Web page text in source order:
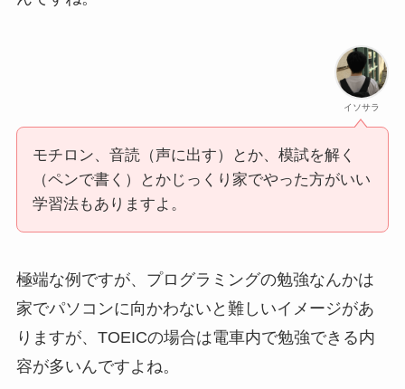
イソサラ
モチロン、音読（声に出す）とか、模試を解く
（ペンで書く）とかじっくり家でやった方がいい
学習法もありますよ。
極端な例ですが、プログラミングの勉強なんかは
家でパソコンに向かわないと難しいイメージがあ
りますが、TOEICの場合は電車内で勉強できる内
容が多いんですよね。